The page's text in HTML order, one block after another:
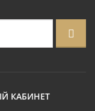
КАБИНЕТ